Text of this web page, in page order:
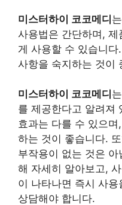
미스터하이 코코메디
사용법은 간단하며,
게 사용할 수 있습니
사항을 숙지하는 것이
미스터하이 코코메디
를 제공한다고 알려져
효과는 다를 수 있으
하는 것이 좋습니다.
부작용이 없는 것은
해 자세히 알아보고,
이 나타나면 즉시 사
상담해야 합니다.